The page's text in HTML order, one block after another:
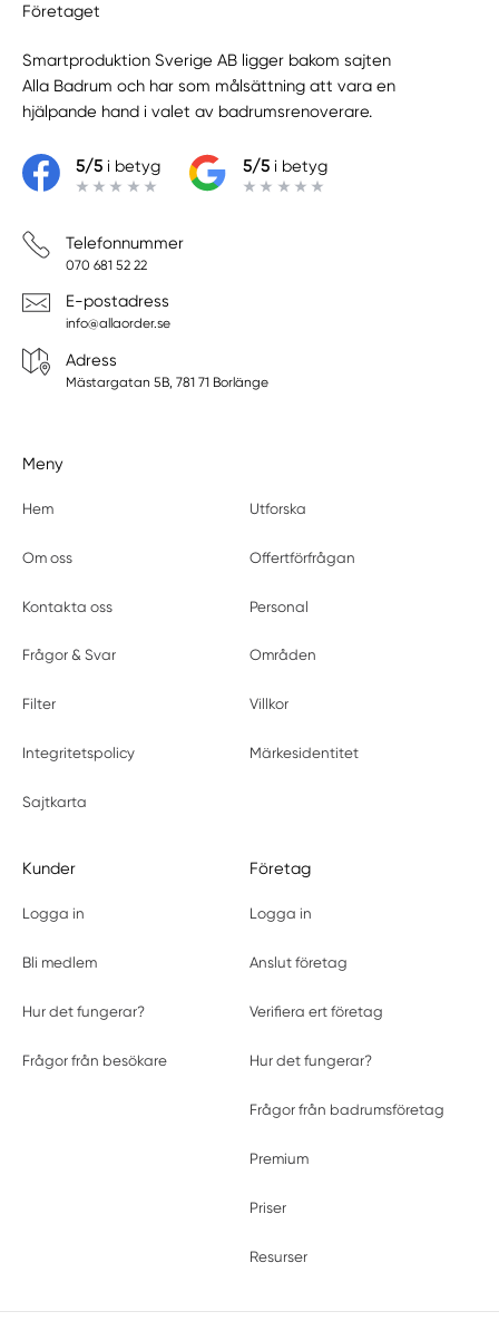
Företaget
Smartproduktion Sverige AB ligger bakom sajten
Alla Badrum och har som målsättning att vara en
hjälpande hand i valet av badrumsrenoverare.
5/5i betyg 5/5i betyg
Telefonnummer
070 681 52 22
E-postadress
info@allaorder.se
Adress
Mästargatan 5B, 781 71 Borlänge
Meny
Hem Utforska
Om oss Offertförfrågan
Kontakta oss Personal
Frågor & Svar Områden
Filter Villkor
Integritetspolicy Märkesidentitet
Sajtkarta
Kunder
Logga in
Bli medlem
Hur det fungerar?
Frågor från besökare
Företag
Logga in
Anslut företag
Verifiera ert företag
Hur det fungerar?
Frågor från badrumsföretag
Premium
Priser
Resurser